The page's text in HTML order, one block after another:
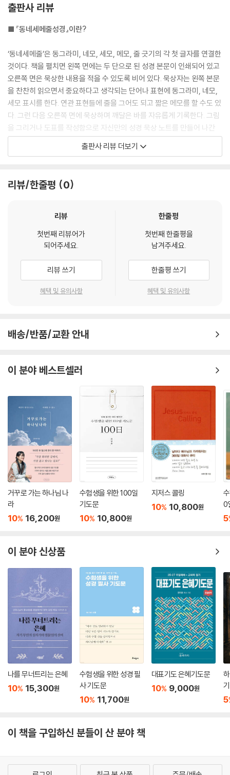
출판사 리뷰
■ 『동네세메줄성경』이란?
‘동네세메줄’은 동그라미, 네모, 세모, 메모, 줄 긋기의 각 첫 글자를 연결한
것이다. 책을 펼치면 왼쪽 면에는 두 단으로 된 성경 본문이 인쇄되어 있고
오른쪽 면은 묵상한 내용을 적을 수 있도록 비어 있다. 묵상자는 왼쪽 본문
을 찬찬히 읽으면서 중요하다고 생각되는 단어나 표현에 동그라미, 네모,
세모 표시를 한다. 연관 표현들에 줄을 그어도 되고 짧은 메모를 할 수도 있
다. 그런 다음 오른쪽 면에 묵상하며 깨달은 바를 자유롭게 기록한다. 그림
을 그리거나 도표를 작성함으로 자신만의 성경 묵상 노트를 만들어 나간
다.
1) 말씀묵상의 본질에 집중할 수 있다.
려 말씀을 묵상하는 데 거침돌이 되거나 묵상을 제한하기도 한다. 『동네세
2) 신앙적 포용성이 충분하다.
보수적인 신앙이나 진보적인 신앙, 중도적인 어느 좌표의 신앙 등과 상관
없이 모든 신앙적 입장에서 활용할 수 있다.
3) 목회적 다양성을 펼칠 수 있다.
■ 『동네세메줄성경』 구성
성경 전체를 구약 7권, 신약 3권으로 나누어 모두 10권으로 구성했다. 1권
부터 차례로 사용하거나 신약부터 시작하거나, 또는 어떤 책을 선택해서
먼저 사용해도 상관이 없다.
2) 100개의 덩어리로 구분
창세기부터 요한계시록까지의 내용을 전체적인 흐름에 따라 100개의 덩
어리로 구분돼 있다.
다. 이 구분은 보다 깊은 성경 연구를 위한 것이다.
■ 『동네세메줄성경』 활용 방법
1) 묵상 분량
하루에 한 면씩(추천)
2) 진행
히 읽으며 주요 단어나 표현에 동그라미, 네모, 세모 등으로 표시→오른쪽
빈 면에 묵상한 내용 자유롭게 기록→묵상 가운데 자신의 삶, 가정과 교회,
사회와 오늘의 세계에서 실천해야 할 일들을 구체적으로 기록
3) 말씀 묵상 시 주의점
― 분량이나 횟수를 중심 목표로 삼는 것
― 다른 사람과 경쟁하며 앞서려는 것
― 교회나 단체를 효율적으로 이끌어가는 수단으로 써먹는 것
― 성경이나 그에 근거한 신학적 지식의 깊이와 탁월함으로 자기 존재를
드러내는 것
출판사 리뷰 더보기
리뷰/한줄평 0
리뷰
첫번째 리뷰어가
되어주세요.
리뷰 쓰기
혜택 및 유의사항
한줄평
첫번째 한줄평을
남겨주세요.
한줄평 쓰기
혜택 및 유의사항
배송/반품/교환 안내
이 분야 베스트셀러
거꾸로 가는 하나님 나
라
10% 16,200원
수험생을 위한 100일
기도문
10% 10,800원
지저스 콜링
10% 10,800원
0
5
이 분야 신상품
나를 무너트리는 은혜
10% 15,300원
수험생을 위한 성경 필
사 기도문
10% 11,700원
대표기도 은혜기도문
10% 9,000원
5
이 책을 구입하신 분들이 산 분야 책